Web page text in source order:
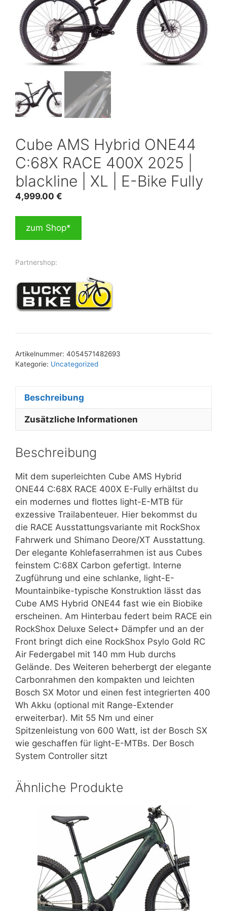
Cube AMS Hybrid ONE44
C:68X RACE 400X 2025 |
blackline | XL | E-Bike Fully
4,999.00 €
zum Shop*
Partnershop:
Artikelnummer: 4054571482693
Kategorie: Uncategorized
Beschreibung
Zusätzliche Informationen
Beschreibung
Mit dem superleichten Cube AMS Hybrid
ONE44 C:68X RACE 400X E-Fully erhältst du
ein modernes und flottes light-E-MTB für
exzessive Trailabenteuer. Hier bekommst du
die RACE Ausstattungsvariante mit RockShox
Fahrwerk und Shimano Deore/XT Ausstattung.
Der elegante Kohlefaserrahmen ist aus Cubes
feinstem C:68X Carbon gefertigt. Interne
Zugführung und eine schlanke, light-E-
Mountainbike-typische Konstruktion lässt das
Cube AMS Hybrid ONE44 fast wie ein Biobike
erscheinen. Am Hinterbau federt beim RACE ein
RockShox Deluxe Select+ Dämpfer und an der
Front bringt dich eine RockShox Psylo Gold RC
Air Federgabel mit 140 mm Hub durchs
Gelände. Des Weiteren beherbergt der elegante
Carbonrahmen den kompakten und leichten
Bosch SX Motor und einen fest integrierten 400
Wh Akku (optional mit Range-Extender
erweiterbar). Mit 55 Nm und einer
Spitzenleistung von 600 Watt, ist der Bosch SX
wie geschaffen für light-E-MTBs. Der Bosch
System Controller sitzt
Ähnliche Produkte